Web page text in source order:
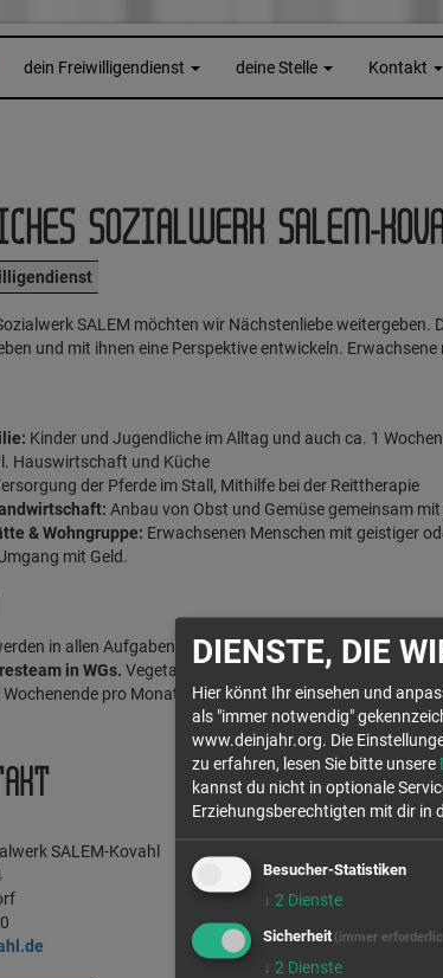
dein Freiwilligendienst deine Stelle Kontakt
SOZIALWERK SALEM-
SALEM möchten wir Nächstenliebe
und mit ihnen eine Perspektive entwickeln.
Kinder und Jugendliche im Alltag und auch ca. 1
Hauswirtschaft und Küche
der Pferde im Stall, Mithilfe bei der Reittherapie
Anbau von Obst und Gemüse gemeinsam
& Wohngruppe: Erwachsenen Menschen mit geistiger
mit Geld.
in allen Aufgaben von Fachpersonal angeleitet und
in WGs. Vegetarische Vollwertkost mit vielen
pro Monat. Für Besuch der Jugendgruppe
SALEM-Kovahl
DIENSTE, DIE
Hier könnt Ihr einsehen und
als "immer notwendig"
www.deinjahr.org. Die
zu erfahren, lesen Sie bitte unsere
kannst du nicht in optionale
Erziehungsberechtigten mit dir in
Besucher-Statistiken
↓ 2 Dienste
Sicherheit (immer
↓ 2 Dienste